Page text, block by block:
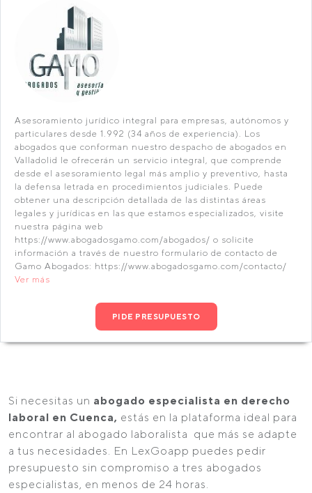
Asesoramiento jurídico integral para empresas, autónomos y
particulares desde 1.992 (34 años de experiencia). Los
abogados que conforman nuestro despacho de abogados en
Valladolid le ofrecerán un servicio integral, que comprende
desde el asesoramiento legal más amplio y preventivo, hasta
la defensa letrada en procedimientos judiciales. Puede
obtener una descripción detallada de las distintas áreas
legales y jurídicas en las que estamos especializados, visite
nuestra página web
https://www.abogadosgamo.com/abogados/ o solicite
información a través de nuestro formulario de contacto de
Gamo Abogados: https://www.abogadosgamo.com/contacto/
Ver más
PIDE PRESUPUESTO
Si necesitas un abogado especialista en derecho
laboral en Cuenca, estás en la plataforma ideal para
encontrar al abogado laboralista que más se adapte
a tus necesidades. En LexGoapp puedes pedir
presupuesto sin compromiso a tres abogados
especialistas, en menos de 24 horas.